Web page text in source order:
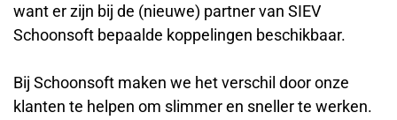
want er zijn bij de (nieuwe) partner van SIEV
Schoonsoft bepaalde koppelingen beschikbaar.
Bij Schoonsoft maken we het verschil door onze
klanten te helpen om slimmer en sneller te werken.